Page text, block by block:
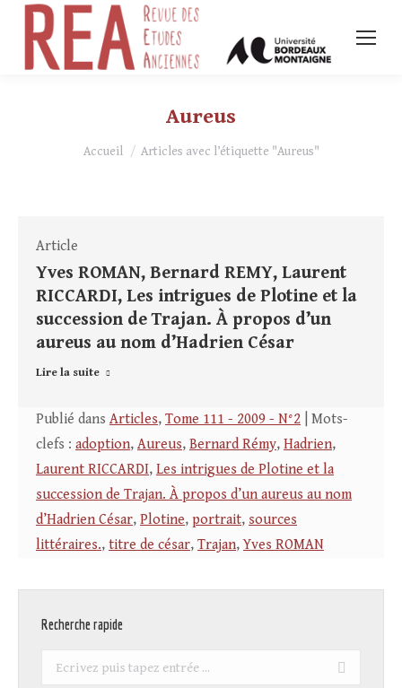
Aureus
Vous êtes ici :
Accueil Articles avec l’étiquette "Aureus"
Article
Yves ROMAN, Bernard REMY, Laurent
RICCARDI, Les intrigues de Plotine et la
succession de Trajan. À propos d’un
aureus au nom d’Hadrien César
Lire la suite
Publié dans Articles, Tome 111 - 2009 - N°2 | Mots-
clefs : adoption, Aureus, Bernard Rémy, Hadrien,
Laurent RICCARDI, Les intrigues de Plotine et la
succession de Trajan. À propos d’un aureus au nom
d’Hadrien César, Plotine, portrait, sources
littéraires., titre de césar, Trajan,Yves ROMAN
Recherche rapide
Recherche